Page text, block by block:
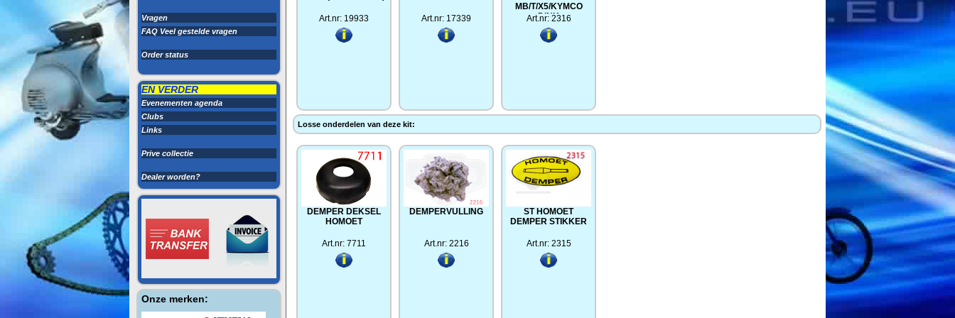
Vragen
FAQ Veel gestelde vragen
Order status
EN VERDER
Evenementen agenda
Clubs
Links
Prive collectie
Dealer worden?
Onze merken:
Art.nr: 19933 Art.nr: 17339
MB/T/X5/KYMCO
DINK
Art.nr: 2316
Losse onderdelen van deze kit:
DEMPER DEKSEL
HOMOET
Art.nr: 7711
DEMPERVULLING
Art.nr: 2216
ST HOMOET
DEMPER STIKKER
Art.nr: 2315